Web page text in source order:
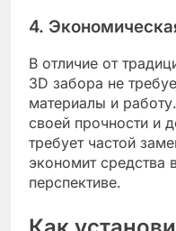
4.
В отличие от
3D забора не
материалы и
своей прочности и
требует частой
экономит средства
перспективе.